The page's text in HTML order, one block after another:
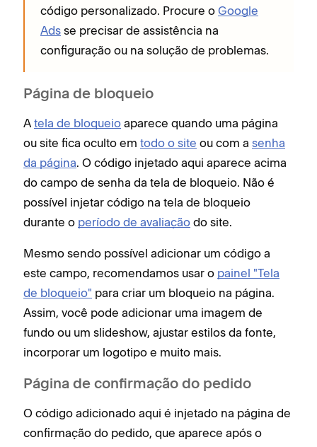
código personalizado. Procure o Google
Ads se precisar de assistência na
configuração ou na solução de problemas.
Página de bloqueio
A tela de bloqueio aparece quando uma página
ou site fica oculto em todo o site ou com a senha
da página. O código injetado aqui aparece acima
do campo de senha da tela de bloqueio. Não é
possível injetar código na tela de bloqueio
durante o período de avaliação do site.
Mesmo sendo possível adicionar um código a
este campo, recomendamos usar o painel "Tela
de bloqueio" para criar um bloqueio na página.
Assim, você pode adicionar uma imagem de
fundo ou um slideshow, ajustar estilos da fonte,
incorporar um logotipo e muito mais.
Página de confirmação do pedido
O código adicionado aqui é injetado na página de
confirmação do pedido, que aparece após o